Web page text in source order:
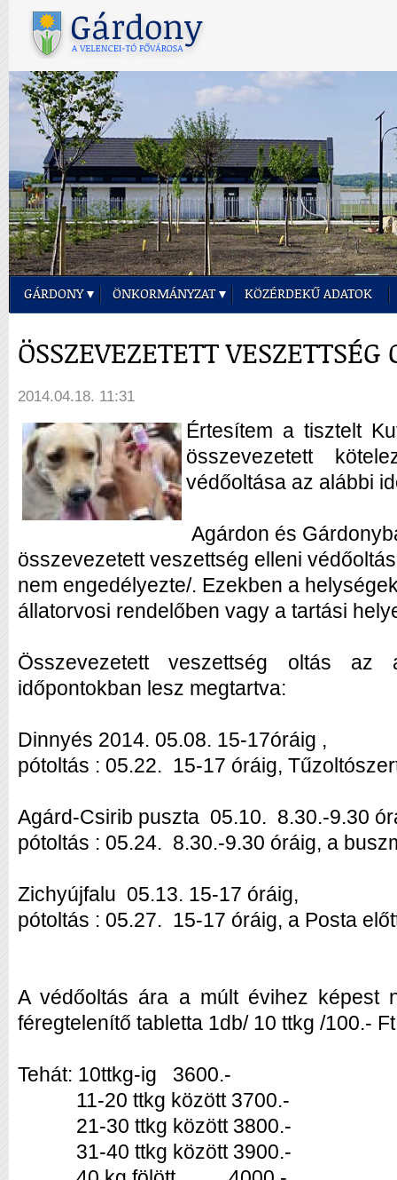
GÁRDONY ÖNKORMÁNYZAT KÖZÉRDEKŰ ADATOK
ÖSSZEVEZETETT VESZETTSÉG
2014.04.18. 11:31
Értesítem a tisztelt
összevezetett
védőoltása az alábbi
Agárdon és
összevezetett veszettség elleni
nem engedélyezte/. Ezekben a
állatorvosi rendelőben vagy a tartási
Összevezetett veszettség oltás az
időpontokban lesz megtartva:
Dinnyés 2014. 05.08. 15-17óráig ,
pótoltás : 05.22. 15-17 óráig,
Agárd-Csirib puszta 05.10. 8.30.-9.30
pótoltás : 05.24. 8.30.-9.30 óráig, a
Zichyújfalu 05.13. 15-17 óráig,
pótoltás : 05.27. 15-17 óráig, a Posta
A védőoltás ára a múlt évihez képest
féregtelenítő tabletta 1db/ 10 ttkg /100.- Ft
Tehát: 10ttkg-ig 3600.-
11-20 ttkg között 3700.-
21-30 ttkg között 3800.-
31-40 ttkg között 3900.-